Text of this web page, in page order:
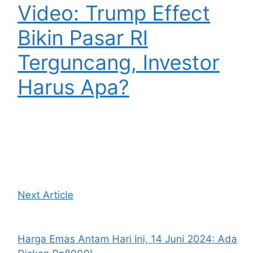
Video: Trump Effect
Bikin Pasar RI
Terguncang, Investor
Harus Apa?
Next Article
Harga Emas Antam Hari Ini, 14 Juni 2024: Ada